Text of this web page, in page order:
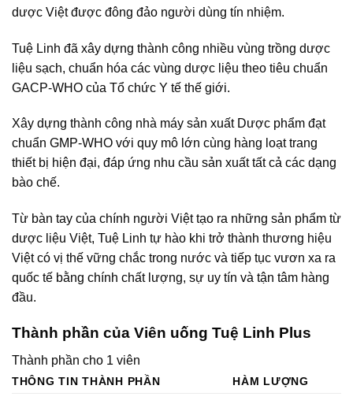
dược Việt được đông đảo người dùng tín nhiệm.
Tuệ Linh đã xây dựng thành công nhiều vùng trồng dược
liệu sạch, chuẩn hóa các vùng dược liệu theo tiêu chuẩn
GACP-WHO của Tổ chức Y tế thế giới.
Xây dựng thành công nhà máy sản xuất Dược phẩm đạt
chuẩn GMP-WHO với quy mô lớn cùng hàng loạt trang
thiết bị hiện đại, đáp ứng nhu cầu sản xuất tất cả các dạng
bào chế.
Từ bàn tay của chính người Việt tạo ra những sản phẩm từ
dược liệu Việt, Tuệ Linh tự hào khi trở thành thương hiệu
Việt có vị thế vững chắc trong nước và tiếp tục vươn xa ra
quốc tế bằng chính chất lượng, sự uy tín và tận tâm hàng
đầu.
Thành phần của Viên uống Tuệ Linh Plus
Thành phần cho 1 viên
THÔNG TIN THÀNH PHẦN HÀM LƯỢNG